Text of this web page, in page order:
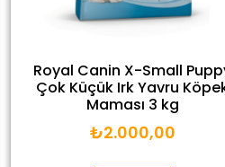
Royal Canin X-Small
Çok Küçük Irk Yavru
Maması 3 kg
₺2.000,00